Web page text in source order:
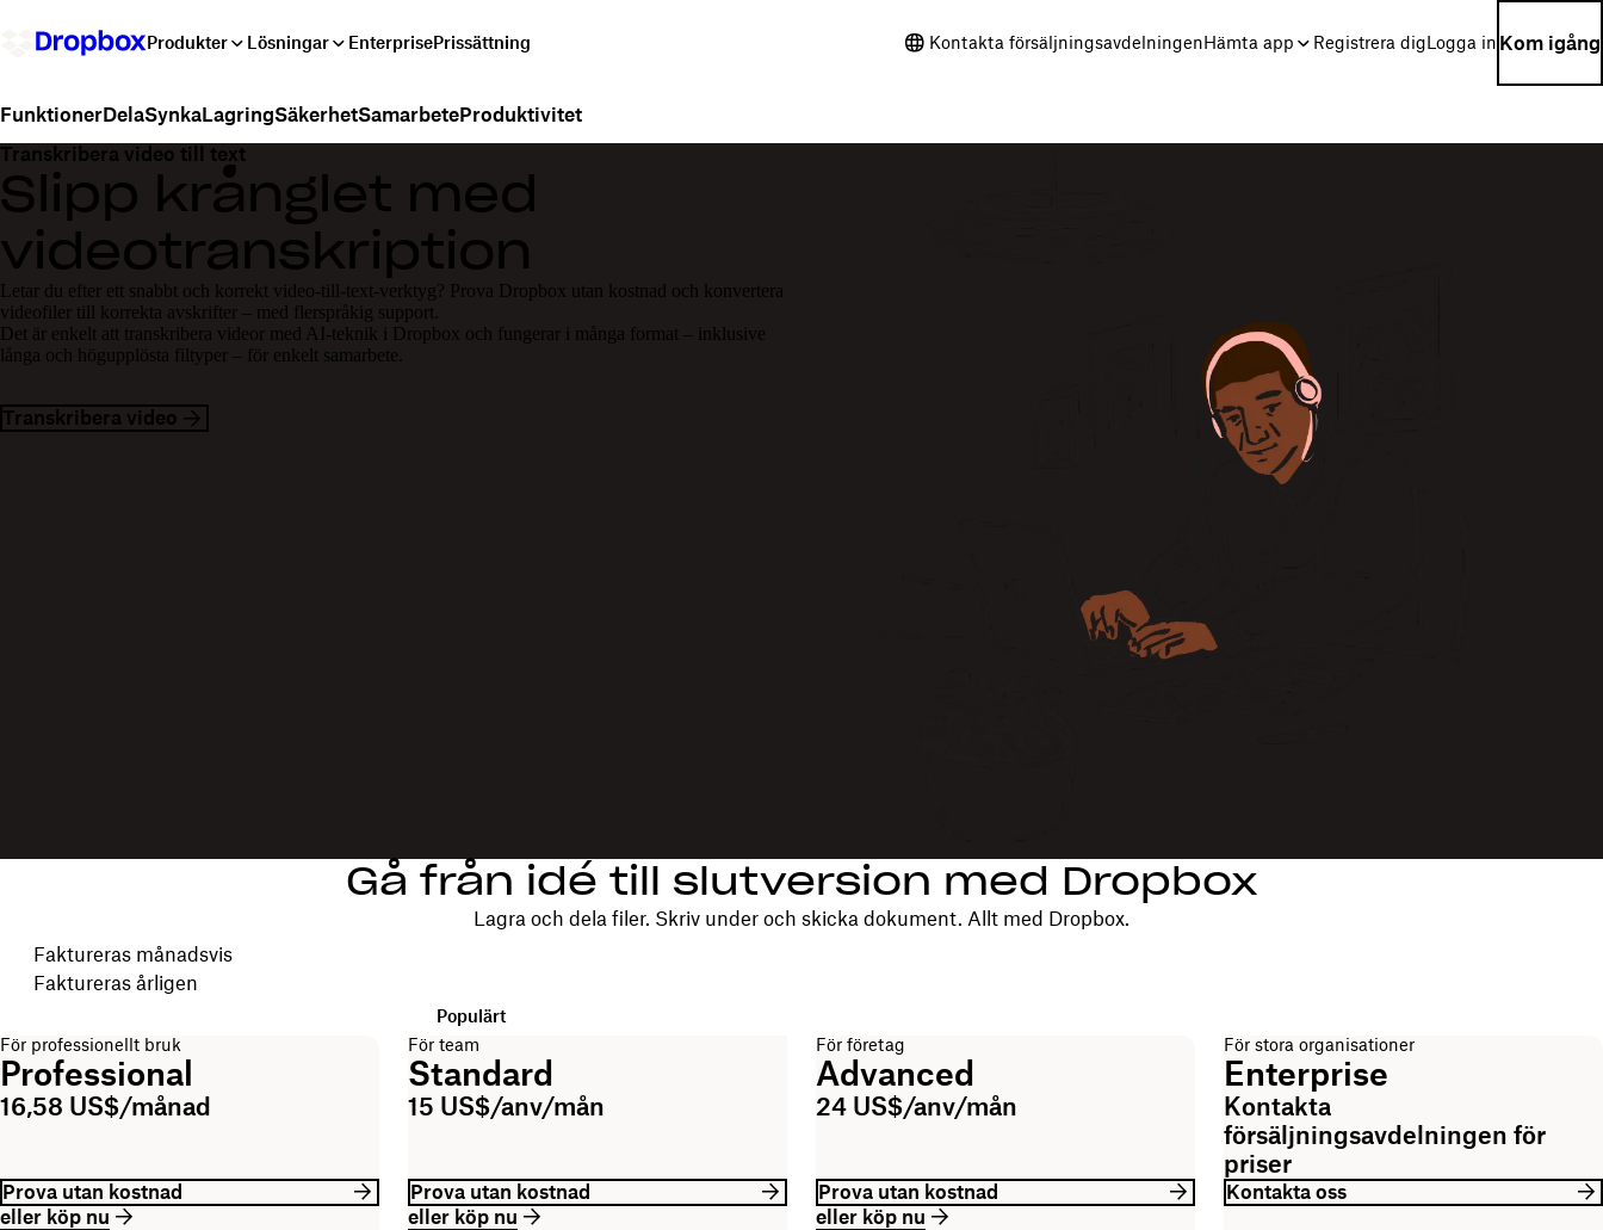
Produkter Lösningar EnterprisePrissättning Kontakta försäljningsavdelningenHämta app Registrera digLogga in Kom igång
FunktionerDelaSynkaLagringSäkerhetSamarbeteProduktivitet
Transkribera video till text
Slipp krånglet med
videotranskription
Letar du efter ett snabbt och korrekt video-till-text-verktyg? Prova Dropbox utan kostnad och konvertera
videofiler till korrekta avskrifter – med flerspråkig support.
Det är enkelt att transkribera videor med AI-teknik i Dropbox och fungerar i många format – inklusive
långa och högupplösta filtyper – för enkelt samarbete.
Transkribera video
Gå från idé till slutversion med Dropbox
Lagra och dela filer. Skriv under och skicka dokument. Allt med Dropbox.
Välj faktureringscykel
Faktureras månadsvis
Faktureras årligen
För professionellt bruk
Professional
16,58 US$/månad
Prova utan kostnad
eller köp nu
Populärt
För team
Standard
15 US$/anv/mån
Prova utan kostnad
eller köp nu
För företag
Advanced
24 US$/anv/mån
Prova utan kostnad
eller köp nu
För stora organisationer
Enterprise
Kontakta
försäljningsavdelningen för
priser
Kontakta oss